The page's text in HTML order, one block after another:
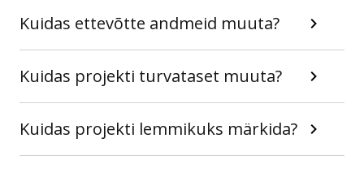
Kuidas ettevõtte andmeid muuta?
Kuidas projekti turvataset muuta?
Kuidas projekti lemmikuks märkida?